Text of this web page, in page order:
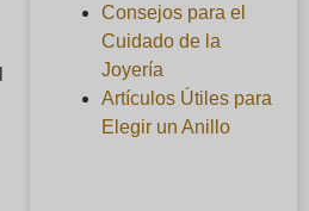
Consejos para el
Cuidado de la
Joyería
Artículos Útiles para
Elegir un Anillo